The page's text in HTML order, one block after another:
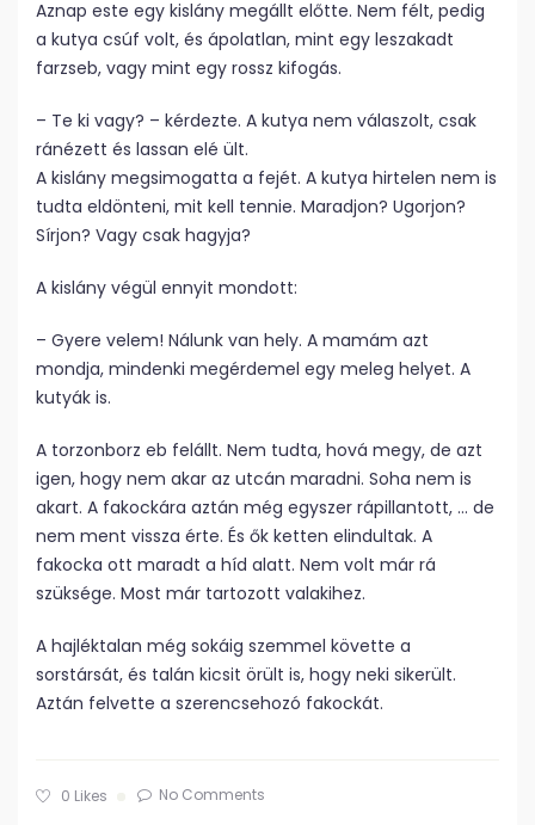
Aznap este egy kislány megállt előtte. Nem félt, pedig
a kutya csúf volt, és ápolatlan, mint egy leszakadt
farzseb, vagy mint egy rossz kifogás.
– Te ki vagy? – kérdezte. A kutya nem válaszolt, csak
ránézett és lassan elé ült.
A kislány megsimogatta a fejét. A kutya hirtelen nem is
tudta eldönteni, mit kell tennie. Maradjon? Ugorjon?
Sírjon? Vagy csak hagyja?
A kislány végül ennyit mondott:
– Gyere velem! Nálunk van hely. A mamám azt
mondja, mindenki megérdemel egy meleg helyet. A
kutyák is.
A torzonborz eb felállt. Nem tudta, hová megy, de azt
igen, hogy nem akar az utcán maradni. Soha nem is
akart. A fakockára aztán még egyszer rápillantott, … de
nem ment vissza érte. És ők ketten elindultak. A
fakocka ott maradt a híd alatt. Nem volt már rá
szüksége. Most már tartozott valakihez.
A hajléktalan még sokáig szemmel követte a
sorstársát, és talán kicsit örült is, hogy neki sikerült.
Aztán felvette a szerencsehozó fakockát.
0 Likes No Comments